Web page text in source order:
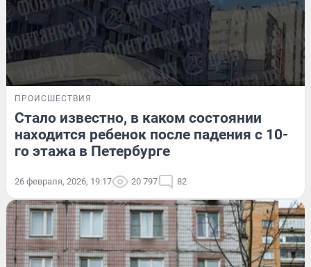
ПРОИСШЕСТВИЯ
Стало известно, в каком состоянии
находится ребенок после падения с 10-
го этажа в Петербурге
26 февраля, 2026, 19:17 20 797 82